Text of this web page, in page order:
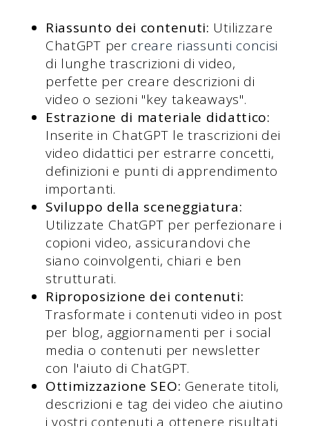
Riassunto dei contenuti: Utilizzare
ChatGPT per creare riassunti concisi
di lunghe trascrizioni di video,
perfette per creare descrizioni di
video o sezioni "key takeaways".
Estrazione di materiale didattico:
Inserite in ChatGPT le trascrizioni dei
video didattici per estrarre concetti,
definizioni e punti di apprendimento
importanti.
Sviluppo della sceneggiatura:
Utilizzate ChatGPT per perfezionare i
copioni video, assicurandovi che
siano coinvolgenti, chiari e ben
strutturati.
Riproposizione dei contenuti:
Trasformate i contenuti video in post
per blog, aggiornamenti per i social
media o contenuti per newsletter
con l'aiuto di ChatGPT.
Ottimizzazione SEO: Generate titoli,
descrizioni e tag dei video che aiutino
i vostri contenuti a ottenere risultati